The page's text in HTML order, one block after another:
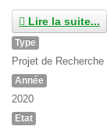
Lire la suite...
Type
Projet de Recherche
Année
2020
Etat